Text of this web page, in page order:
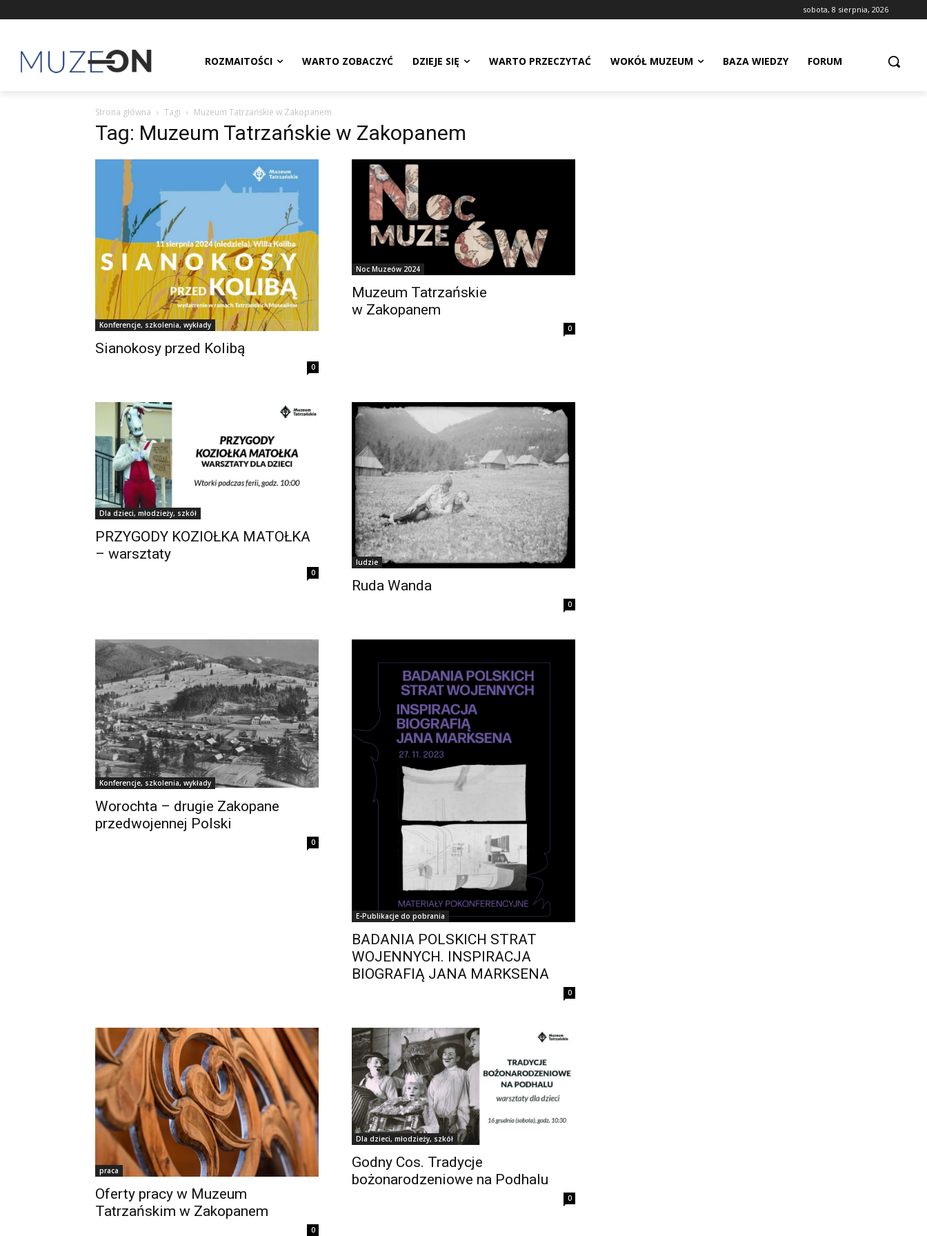
sobota, 8 sierpnia, 2026
ROZMAITOŚCI WARTO ZOBACZYĆ DZIEJE SIĘ WARTO PRZECZYTAĆ WOKÓŁ MUZEUM BAZA WIEDZY FORUM
Strona główna Tagi Muzeum Tatrzańskie w Zakopanem
Tag: Muzeum Tatrzańskie w Zakopanem
Konferencje, szkolenia, wykłady
Sianokosy przed Kolibą
0
Noc Muzeów 2024
Muzeum Tatrzańskie
w Zakopanem
0
Dla dzieci, młodzieży, szkół
PRZYGODY KOZIOŁKA MATOŁKA
– warsztaty
0
ludzie
Ruda Wanda
0
Konferencje, szkolenia, wykłady
Worochta – drugie Zakopane
przedwojennej Polski
0
E-Publikacje do pobrania
BADANIA POLSKICH STRAT
WOJENNYCH. INSPIRACJA
BIOGRAFIĄ JANA MARKSENA
0
praca
Oferty pracy w Muzeum
Tatrzańskim w Zakopanem
0
Dla dzieci, młodzieży, szkół
Godny Cos. Tradycje
bożonarodzeniowe na Podhalu
0